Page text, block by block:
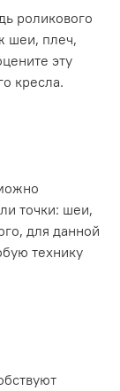
роликового
шеи, плеч,
эту
кресла.
точки: шеи,
для данной
технику